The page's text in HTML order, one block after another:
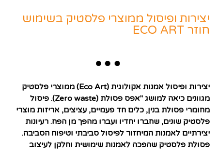
יצירות ופיסול ממוצרי פלסטיק בשימוש
חוזר ECO ART
יצירות ופיסול אמנות אקולוגית (Eco Art) ממוצרי פלסטיק
מגוונים כיאה למושג "אפס פסולת (Zero waste). פיסול
מחומרי פסולת בנין, כלים חד פעמיים, עציצים, אריזות מוצרי
פלסטיק שונים, שחברו יחדיו ועברו מהפך מן הפח. רעיונות
יצירתיים לאמנות המיחזור לפיסול סביבתי וטיפוח הסביבה.
פסולת פלסטיק שהפכה לאמנות שימושית וחלקן לעיצוב